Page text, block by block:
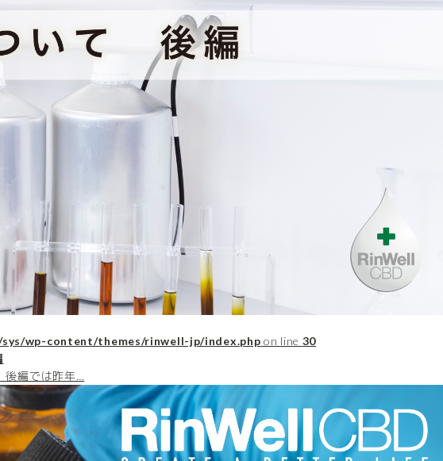
wp-content/themes/rinwell-jp/index.php on line 30
後編では昨年…